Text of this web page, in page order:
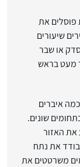
פוסלים את
שיעורים
או שבר
מעט בראש
איברים
שונים.
את האזור
את נתח
משרטטים את